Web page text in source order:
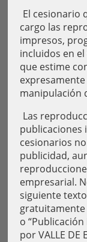
El cesionario
cargo las
impresos,
incluidos en
que estime
manipulación
Las
publicaciones
cesionarios
publicidad,
empresarial.
siguiente
gratuitamente
o
por VALLE DE